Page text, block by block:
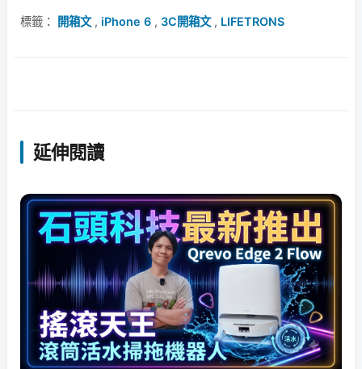
標籤： 開箱文, iPhone 6 , 3C開箱文, LIFETRONS
延伸閱讀